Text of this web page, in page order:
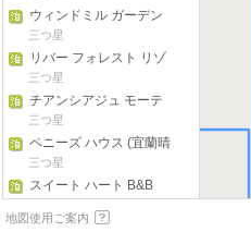
ウィンドミル ガーデン
キャッスル (風車花園城
堡)
三つ星
リバー フォレスト リゾ
ート ホテル (水岸森林休
閒農場)
三つ星
チアンシアジュ モーテ
ル
三つ星
ペニーズ ハウス (宜蘭晴
天娃娃民宿)
三つ星
スイート ハート B&B
ナンバー 57 ホームステ
地図使用ご案内